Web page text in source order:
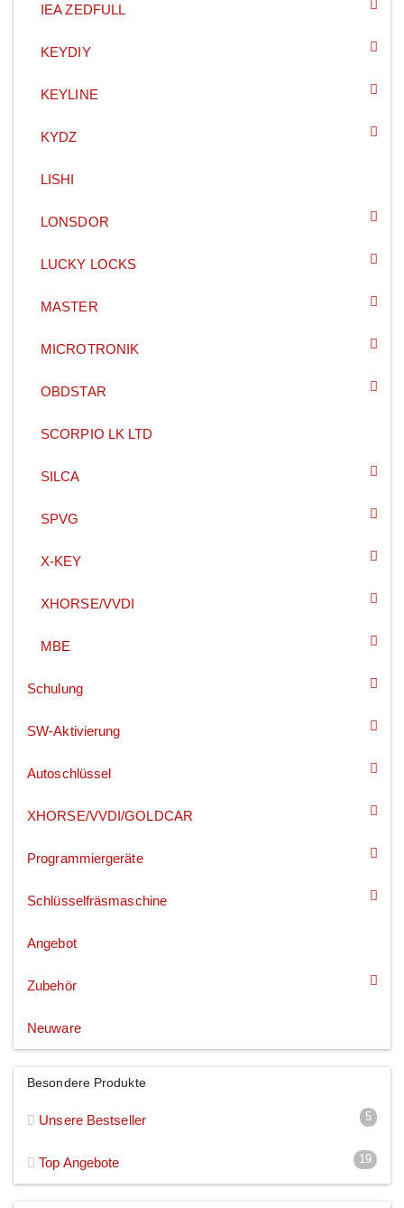
IEA ZEDFULL
KEYDIY
KEYLINE
KYDZ
LISHI
LONSDOR
LUCKY LOCKS
MASTER
MICROTRONIK
OBDSTAR
SCORPIO LK LTD
SILCA
SPVG
X-KEY
XHORSE/VVDI
MBE
Schulung
SW-Aktivierung
Autoschlüssel
XHORSE/VVDI/GOLDCAR
Programmiergeräte
Schlüsselfräsmaschine
Angebot
Zubehör
Neuware
Besondere Produkte
5
Unsere Bestseller
19
Top Angebote